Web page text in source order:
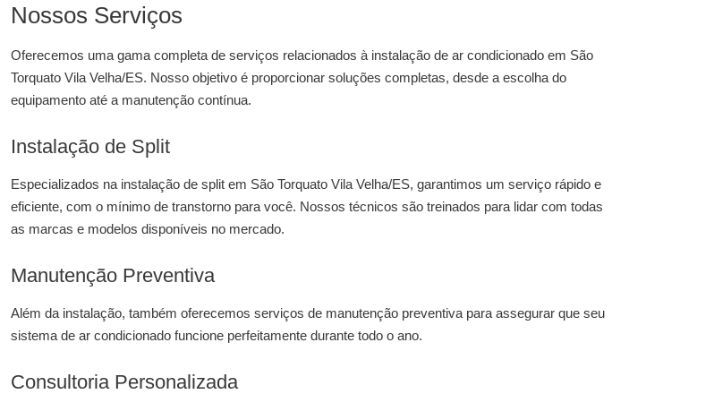
Nossos Serviços
Oferecemos uma gama completa de serviços relacionados à instalação de ar condicionado em São
Torquato Vila Velha/ES. Nosso objetivo é proporcionar soluções completas, desde a escolha do
equipamento até a manutenção contínua.
Instalação de Split
Especializados na instalação de split em São Torquato Vila Velha/ES, garantimos um serviço rápido e
eficiente, com o mínimo de transtorno para você. Nossos técnicos são treinados para lidar com todas
as marcas e modelos disponíveis no mercado.
Manutenção Preventiva
Além da instalação, também oferecemos serviços de manutenção preventiva para assegurar que seu
sistema de ar condicionado funcione perfeitamente durante todo o ano.
Consultoria Personalizada